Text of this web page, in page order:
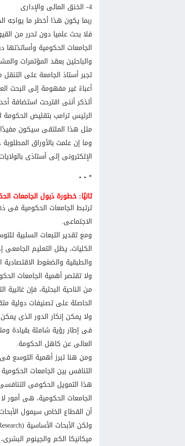
4- الخنق المالى والإدارى
ربما يكون هذا أخطر ما يواجه
فلا بحث علميا دون تحرر من
الجامعات الحكومية وأساتذتها
والباحثين بعقد المؤتمرات
تجبر أستاذ الجامعة على
أعباءً غير مفهومة إلى البحث
أتذكر أننى اقترحت استضافة
الرئيس ترامب بتقليص الحكومة
مثل هذا الملتقى سيكون مفيدًا
وما إن علمت بالأوراق
الإلكترونى إلى أستاذى
* • •
ثانيًا: خطورة ذبول الجامعات
ترتبط الجامعات الحكومية فى
الاجتماعى.
ومع تقدير التبعات السلبية
الكليات، يظل التعليم
والطبقية والضغوط
ولا تقتصر أهمية الجامعات
من الناحية البحثية، فإن
الحاصلة على تصنيفات دولية
ولا يمكن إنكار الدور الذى
فى إطار رؤية شاملة بقيادة
العالى عن كاهل الحكومة.
ومن هنا تبرز أهمية التوسع
التنافس بين الجامعات
هذا التمويل الحكومى
الجامعات الحكومية، هى أمور
أن القطاع الخاص سيمول
ميكانيكا الكم والجينوم